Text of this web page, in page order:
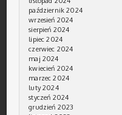
październik 2024
wrzesień 2024
sierpień 2024
lipiec 2024
czerwiec 2024
maj 2024
kwiecień 2024
marzec 2024
luty 2024
styczeń 2024
grudzień 2023